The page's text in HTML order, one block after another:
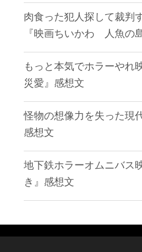
肉食った犯人探して裁判
『映画ちいかわ 人魚の
もっと本気でホラーやれ
災愛』感想文
怪物の想像力を失った現
感想文
地下鉄ホラーオムニバス
き』感想文